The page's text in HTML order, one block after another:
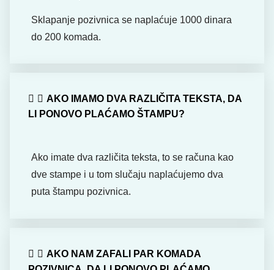
Sklapanje pozivnica se naplaćuje 1000 dinara
do 200 komada.
AKO IMAMO DVA RAZLIČITA TEKSTA, DA
LI PONOVO PLAĆAMO ŠTAMPU?
Ako imate dva različita teksta, to se računa kao
dve stampe i u tom slučaju naplaćujemo dva
puta štampu pozivnica.
AKO NAM ZAFALI PAR KOMADA